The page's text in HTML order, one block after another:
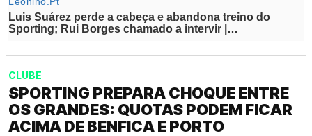
CLUBE
SPORTING PREPARA CHOQUE ENTRE
OS GRANDES: QUOTAS PODEM FICAR
ACIMA DE BENFICA E PORTO